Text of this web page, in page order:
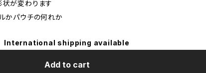
が変わります
かパウチの何れか
International shipping available
Add to cart